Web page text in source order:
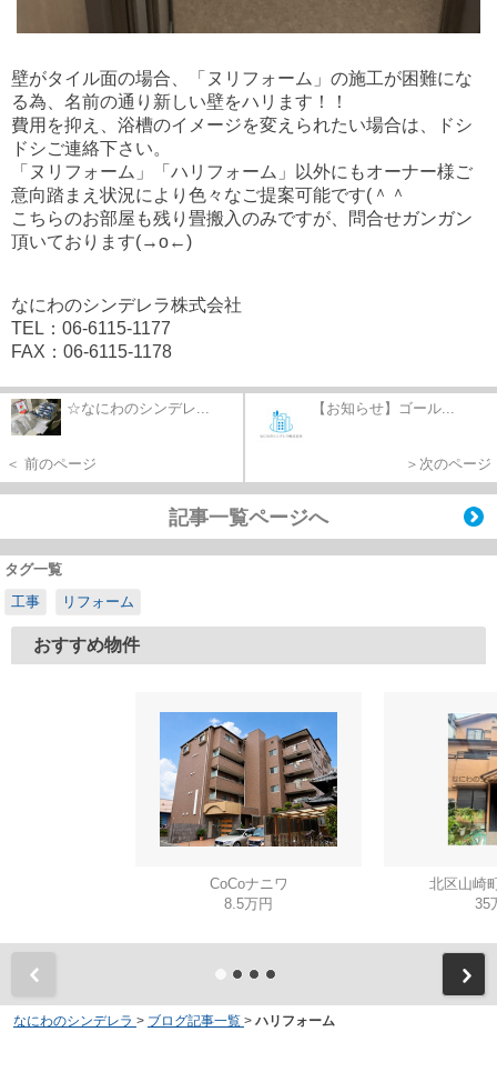
壁がタイル面の場合、「ヌリフォーム」の施工が困難にな
る為、名前の通り新しい壁をハリます！！
費用を抑え、浴槽のイメージを変えられたい場合は、ドシ
ドシご連絡下さい。
「ヌリフォーム」「ハリフォーム」以外にもオーナー様ご
意向踏まえ状況により色々なご提案可能です(＾＾ゞ
こちらのお部屋も残り畳搬入のみですが、問合せガンガン
頂いております(→o←)ゞ
なにわのシンデレラ株式会社
TEL：06-6115-1177
FAX：06-6115-1178
☆なにわのシンデレ...
＜ 前のページ
【お知らせ】ゴール...
＞次のページ
記事一覧ページへ
タグ一覧
工事
リフォーム
おすすめ物件
CoCoナニワ
8.5万円
北区山崎
35
なにわのシンデレラ > ブログ記事一覧 > ハリフォーム